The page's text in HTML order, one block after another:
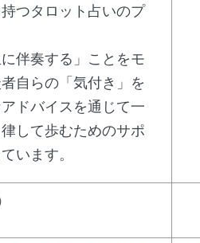
つタロット占いのプ
に伴奏する」ことをモ
自らの「気付き」を
ドバイスを通じて一
して歩むためのサポ
います。